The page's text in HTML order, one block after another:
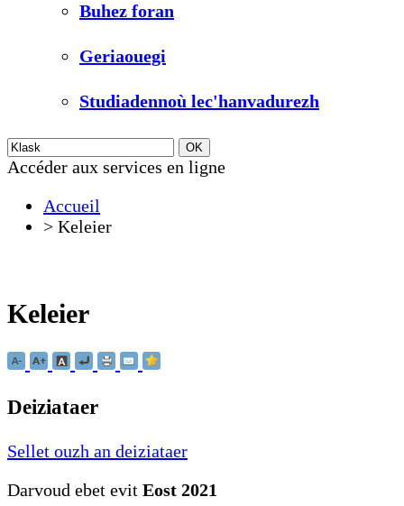
Buhez foran
Geriaouegi
Studiadennoù lec'hanvadurezh
Accéder aux services en ligne
Accueil
> Keleier
Keleier
Deiziataer
Sellet ouzh an deiziataer
Darvoud ebet evit Eost 2021